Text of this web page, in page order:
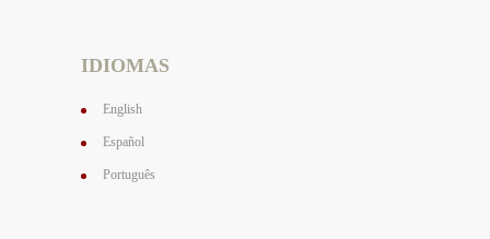
IDIOMAS
English
Español
Português